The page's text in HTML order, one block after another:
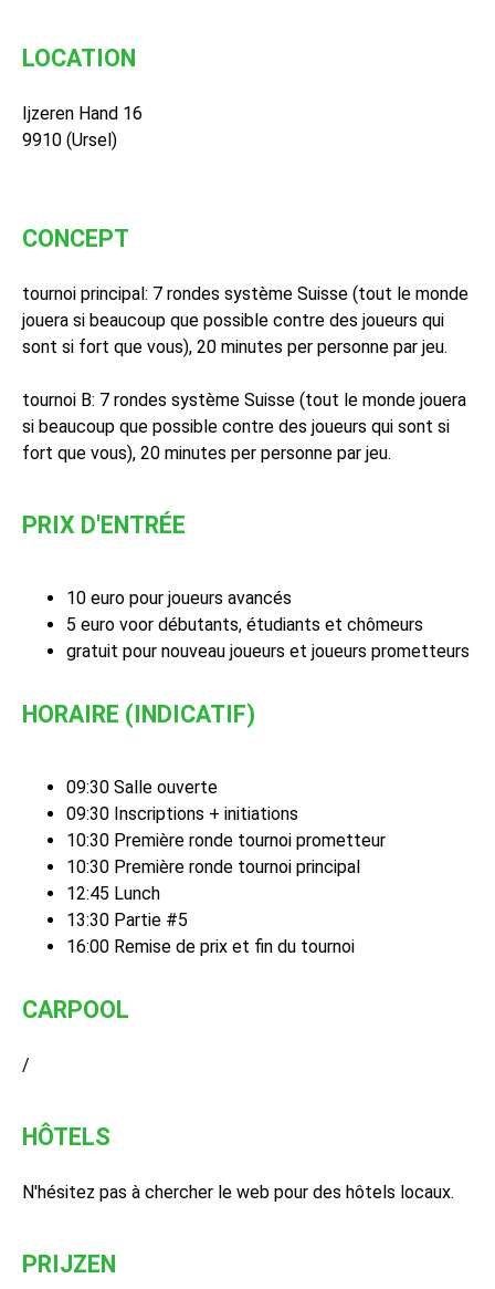
LOCATION
Ijzeren Hand 16
9910 (Ursel)
CONCEPT
tournoi principal: 7 rondes système Suisse (tout le monde
jouera si beaucoup que possible contre des joueurs qui
sont si fort que vous), 20 minutes per personne par jeu.
tournoi B: 7 rondes système Suisse (tout le monde jouera
si beaucoup que possible contre des joueurs qui sont si
fort que vous), 20 minutes per personne par jeu.
PRIX D'ENTRÉE
10 euro pour joueurs avancés
5 euro voor débutants, étudiants et chômeurs
gratuit pour nouveau joueurs et joueurs prometteurs
HORAIRE (INDICATIF)
09:30 Salle ouverte
09:30 Inscriptions + initiations
10:30 Première ronde tournoi prometteur
10:30 Première ronde tournoi principal
12:45 Lunch
13:30 Partie #5
16:00 Remise de prix et fin du tournoi
CARPOOL
/
HÔTELS
N'hésitez pas à chercher le web pour des hôtels locaux.
PRIJZEN